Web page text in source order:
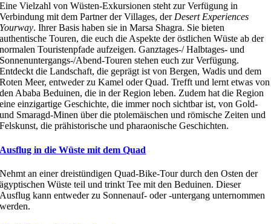
Eine Vielzahl von Wüsten-Exkursionen steht zur Verfügung in
Verbindung mit dem Partner der Villages, der Desert Experiences
Yourway. Ihrer Basis haben sie in Marsa Shagra. Sie bieten
authentische Touren, die euch die Aspekte der östlichen Wüste ab der
normalen Touristenpfade aufzeigen. Ganztages-/ Halbtages- und
Sonnenuntergangs-/Abend-Touren stehen euch zur Verfügung.
Entdeckt die Landschaft, die geprägt ist von Bergen, Wadis und dem
Roten Meer, entweder zu Kamel oder Quad. Trefft und lernt etwas von
den Ababa Beduinen, die in der Region leben. Zudem hat die Region
eine einzigartige Geschichte, die immer noch sichtbar ist, von Gold-
und Smaragd-Minen über die ptolemäischen und römische Zeiten und
Felskunst, die prähistorische und pharaonische Geschichten.
Ausflug in die Wüste mit dem Quad
Nehmt an einer dreistündigen Quad-Bike-Tour durch den Osten der
ägyptischen Wüste teil und trinkt Tee mit den Beduinen. Dieser
Ausflug kann entweder zu Sonnenauf- oder -untergang unternommen
werden.